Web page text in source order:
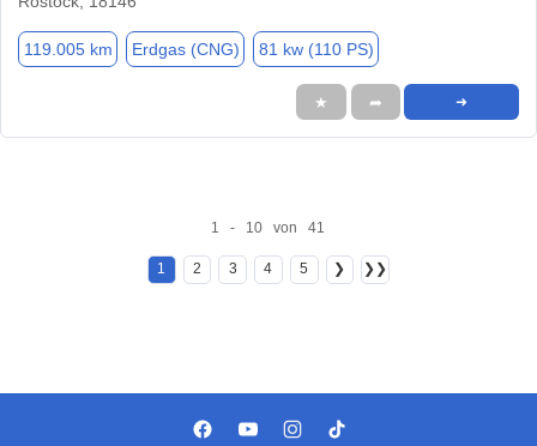
119.005 km Erdgas (CNG) 81 kw (110 PS)
★ ➦ ➜
1 - 10 von 41
1 2 3 4 5 ❯ ❯❯